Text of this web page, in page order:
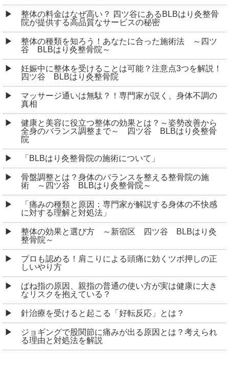
整体の料金はなぜ高い？ 四ツ谷にあるBLBはり灸整骨
院が提供する高品質なサービスの秘密
整体の種類を知ろう！あなたに合った施術法 ～四ツ
谷 BLBはり灸整骨院～
妊娠中に整体を受けることは可能？注意点3つを解説！
四ツ谷 BLBはり灸整骨院
マッサージ通いは無駄？！専門家が説く、身体不調の
真相
健康と美容に役立つ整体の効果とは？～姿勢改善から
全身のバランス調整まで～ 四ツ谷 BLBはり灸整骨
院
「BLBはり灸整骨院の施術について」
骨盤調整とは？身体のバランスを整える整骨院の施
術 ～四ツ谷 BLBはり灸整骨院～
「痛みの種類と原因：専門家が解説する身体の不快感
に対する理解と対処法」
整体の効果と選び方 ～新宿区 四ツ谷 BLBはり灸
整骨院～
プロも認める！肩こりによる頭痛に効くツボ押しの正
しいやり方
ばね指の原因、親指の普通の使い方が実は健康に大き
なリスクを抱えている？
針治療を受けると起こる「好転反応」とは？
ジョギングで股関節に痛みが出る原因とは？考えられ
る理由と対処法を解説